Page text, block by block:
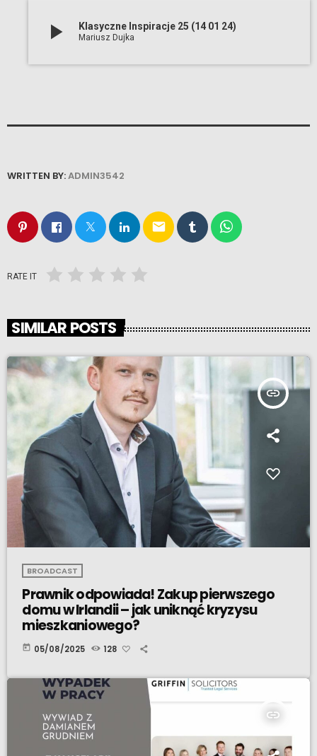
play_arrow Klasyczne Inspiracje 25 (14 01 24)
Mariusz Dujka
WRITTEN BY:ADMIN3542
email
RATE IT
SIMILAR POSTS
insert_link
BROADCAST
Prawnik odpowiada! Zakup pierwszego
domu w Irlandii – jak uniknąć kryzysu
mieszkaniowego?
today 05/08/2025 128
insert_link